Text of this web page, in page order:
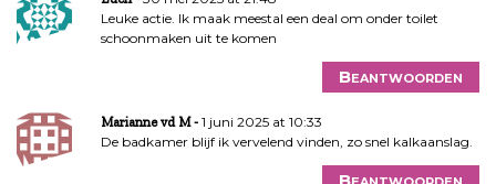
Leuke actie. Ik maak meestal een deal om onder toilet
schoonmaken uit te komen
Beantwoorden
Marianne vd M
1 juni 2025 at 10:33
De badkamer blijf ik vervelend vinden, zo snel kalkaanslag.